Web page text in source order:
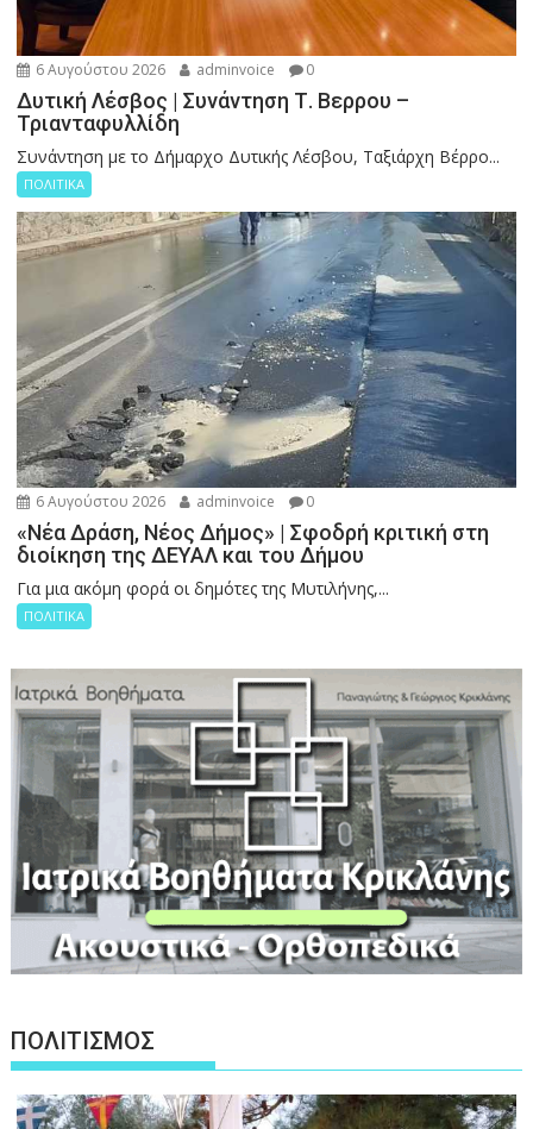
6 Αυγούστου 2026 adminvoice 0
Δυτική Λέσβος | Συνάντηση Τ. Βερρου –
Τριανταφυλλίδη
Συνάντηση με το Δήμαρχο Δυτικής Λέσβου, Ταξιάρχη Βέρρο...
ΠΟΛΙΤΙΚΑ
6 Αυγούστου 2026 adminvoice 0
«Νέα Δράση, Νέος Δήμος» | Σφοδρή κριτική στη
διοίκηση της ΔΕΥΑΛ και του Δήμου
Για μια ακόμη φορά οι δημότες της Μυτιλήνης,...
ΠΟΛΙΤΙΚΑ
ΠΟΛΙΤΙΣΜΟΣ